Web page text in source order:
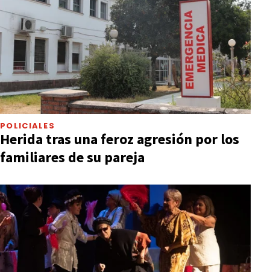
POLICIALES
Herida tras una feroz agresión por los
familiares de su pareja